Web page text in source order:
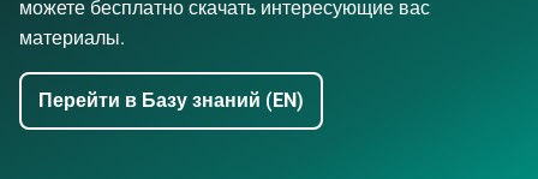
можете бесплатно скачать интересующие вас
материалы.
Перейти в Базу знаний (EN)